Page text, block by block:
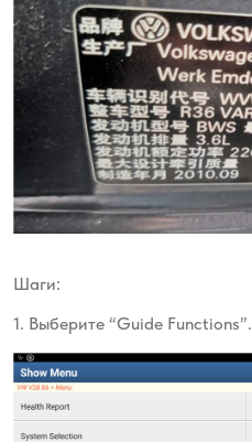
Шаги:
1. Выберите “Guide Functions”.